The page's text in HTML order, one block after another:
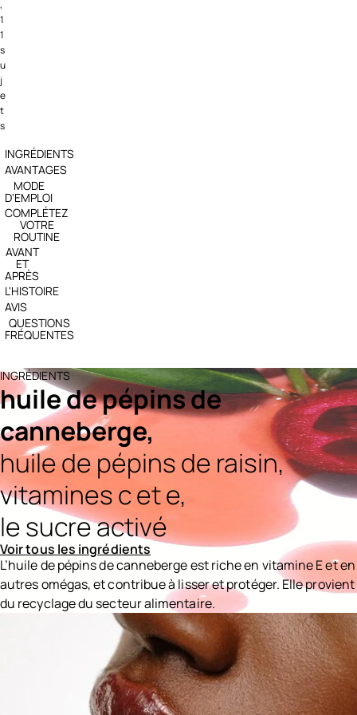
,
1
1
s
u
j
e
t
s
INGRÉDIENTS
AVANTAGES
MODE
D'EMPLOI
COMPLÉTEZ
VOTRE
ROUTINE
AVANT
ET
APRÈS
L'HISTOIRE
AVIS
QUESTIONS
FRÉQUENTES
INGRÉDIENTS
huile de pépins de
canneberge,
huile de pépins de raisin,
vitamines c et e,
le sucre activé
Voir tous les ingrédients
L’huile de pépins de canneberge est riche en vitamine E et en
autres omégas, et contribue à lisser et protéger. Elle provient
du recyclage du secteur alimentaire.
Ingredients menu title